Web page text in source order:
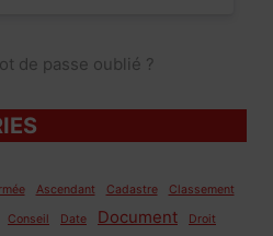
de passe oublié ?
Ascendant Cadastre Classement
Conseil Date Document Droit